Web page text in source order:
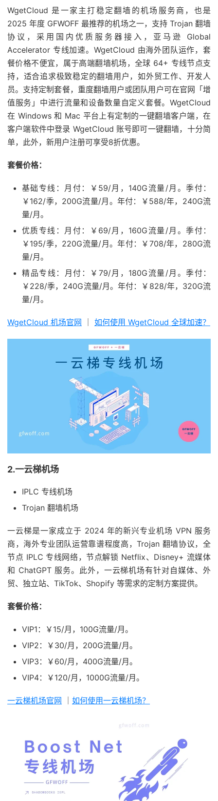
WgetCloud 是一家主打稳定翻墙的机场服务商，也是
2025 年度 GFWOFF 最推荐的机场之一，支持 Trojan 翻墙
协议，采用国内优质服务器接入，亚马逊 Global
Accelerator 专线加速。WgetCloud 由海外团队运作，套
餐价格不便宜，属于高端翻墙机场，全球 64+ 专线节点支
持，适合追求极致稳定的翻墙用户，如外贸工作、开发人
员。支持定制套餐，重度翻墙用户或团队用户可在官网「增
值服务」中进行流量和设备数量自定义套餐。WgetCloud
在 Windows 和 Mac 平台上有定制的一键翻墙客户端，在
客户端软件中登录 WgetCloud 账号即可一键翻墙，十分简
单，此外，新用户注册可享受8折优惠。
套餐价格：
基础专线：月付：￥59/月，140G流量/月。季付：
￥162/季，200G流量/月。年付：￥588/年，240G流
量/月。
优质专线：月付：￥69/月，160G流量/月。季付：
￥195/季，220G流量/月。年付：￥708/年，280G流
量/月。
精品专线：月付：￥79/月，180G流量/月。季付：
￥228/季，240G流量/月。年付：￥828/年，320G流
量/月。
WgetCloud 机场官网 如何使用 WgetCloud 全球加速？
2.一云梯机场
IPLC 专线机场
Trojan 翻墙机场
一云梯是一家成立于 2024 年的新兴专业机场 VPN 服务
商，海外专业团队运营靠谱程度高，Trojan 翻墙协议，全
节点 IPLC 专线网络，节点解锁 Netflix、Disney+ 流媒体
和 ChatGPT 服务。此外，一云梯机场有针对自媒体、外
贸、独立站、TikTok、Shopify 等需求的定制方案提供。
套餐价格：
VIP1：￥15/月，100G流量/月。
VIP2：￥30/月，200G流量/月。
VIP3：￥60/月，400G流量/月。
VIP4：￥120/月，1000G流量/月。
一云梯机场官网 如何使用一云梯机场？